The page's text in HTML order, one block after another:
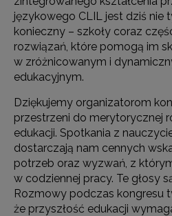
językowego CLIL jest dziś nie
konieczny – szkoły coraz
rozwiązań, które pomogą im
w zróżnicowanym i
edukacyjnym.
Dziękujemy organizatorom
przestrzeni do merytorycznej
edukacji. Spotkania z
dostarczają nam cennych
potrzeb oraz wyzwań, z
w codziennej pracy. Te głosy
Rozmowy podczas kongresu
że przyszłość edukacji